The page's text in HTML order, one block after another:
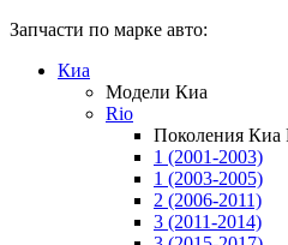
Запчасти по марке авто:
Киа
Модели Киа
Rio
Поколения Киа
1 (2001-2003)
1 (2003-2005)
2 (2006-2011)
3 (2011-2014)